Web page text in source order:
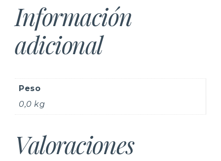
Información
adicional
Peso
0,0 kg
Valoraciones